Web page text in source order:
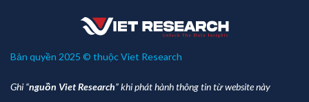
Bản quyền 2025 © thuộc Viet Research
Ghi “nguồn Viet Research” khi phát hành thông tin từ website này